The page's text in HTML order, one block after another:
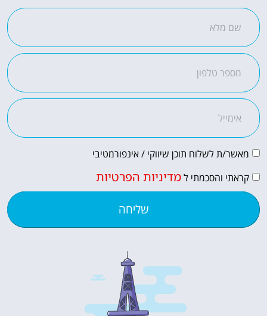
לחצו פה!
מאשר/ת לשלוח תוכן שיווקי / אינפורמטיבי
קראתי והסכמתי למדיניות הפרטיות
שליחה